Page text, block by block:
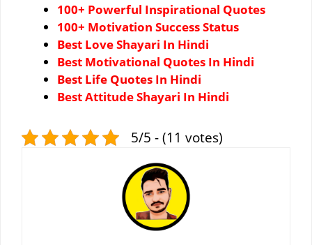
100+ Powerful Inspirational Quotes
100+ Motivation Success Status
Best Love Shayari In Hindi
Best Motivational Quotes In Hindi
Best Life Quotes In Hindi
Best Attitude Shayari In Hindi
5/5 - (11 votes)